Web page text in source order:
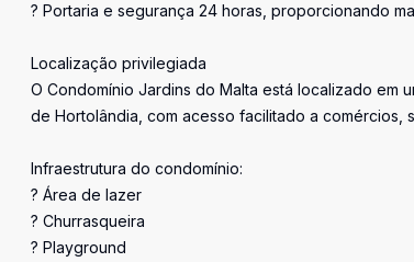
? Portaria e segurança 24 horas, proporcionando
Localização privilegiada
O Condomínio Jardins do Malta está localizado em
de Hortolândia, com acesso facilitado a comércios,
Infraestrutura do condomínio:
? Área de lazer
? Churrasqueira
? Playground